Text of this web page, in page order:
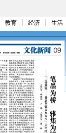
教育 经济 生活